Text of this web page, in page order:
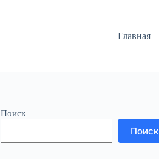
Главная
Поиск
Поиск